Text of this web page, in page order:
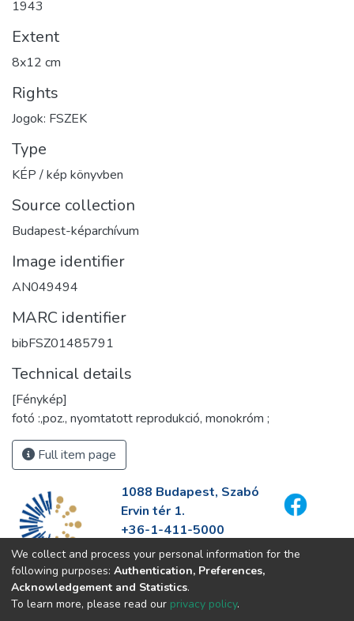
1943
Extent
8x12 cm
Rights
Jogok: FSZEK
Type
KÉP / kép könyvben
Source collection
Budapest-képarchívum
Image identifier
AN049494
MARC identifier
bibFSZ01485791
Technical details
[Fénykép]
fotó :,poz., nyomtatott reprodukció, monokróm ;
Full item page
1088 Budapest, Szabó
Ervin tér 1.
+36-1-411-5000
info@fszek.hu
https://fszek.hu
We collect and process your personal information for the
following purposes: Authentication, Preferences,
Acknowledgement and Statistics.
To learn more, please read our privacy policy.